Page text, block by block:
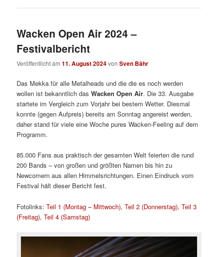
Wacken Open Air 2024 –
Festivalbericht
Veröffentlicht am11. August 2024vonSven Bähr
Das Mekka für alle Metalheads und die die es noch werden
wollen ist bekanntlich dasWacken Open Air. Die 33. Ausgabe
startete im Vergleich zum Vorjahr bei bestem Wetter. Diesmal
konnte (gegen Aufpreis) bereits am Sonntag angereist werden,
daher stand für viele eine Woche pures Wacken-Feeling auf dem
Programm.
85.000 Fans aus praktisch der gesamten Welt feierten die rund
200 Bands – von großen und größten Namen bis hin zu
Newcomern aus allen Himmelsrichtungen. Einen Eindruck vom
Festival hält dieser Bericht fest.
Fotolinks:Teil 1 (Montag – Mittwoch),Teil 2 (Donnerstag),Teil 3
(Freitag),Teil 4 (Samstag)